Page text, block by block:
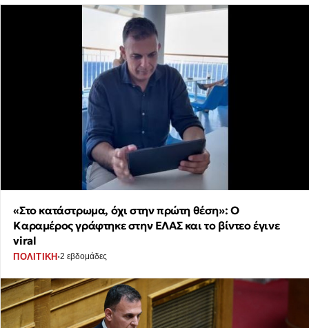
«Στο κατάστρωμα, όχι στην πρώτη θέση»: Ο
Καραμέρος γράφτηκε στην ΕΛΑΣ και το βίντεο έγινε
viral
ΠΟΛΙΤΙΚΗ ·2 εβδομάδες